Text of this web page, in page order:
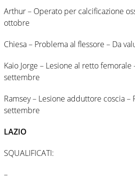
Arthur – Operato per calcificazione
ottobre
Chiesa – Problema al flessore – Da
Kaio Jorge – Lesione al retto
settembre
Ramsey – Lesione adduttore coscia –
settembre
LAZIO
SQUALIFICATI:
–